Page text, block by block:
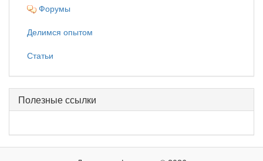
Форумы
Делимся опытом
Статьи
Полезные ссылки